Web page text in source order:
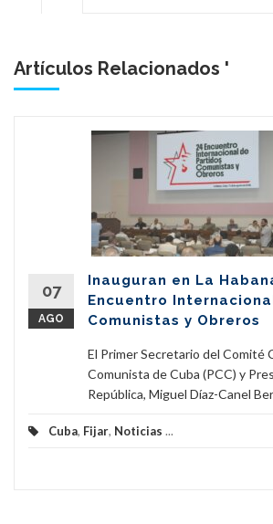
Artículos Relacionados '
07
AGO
Inauguran en La
Encuentro
Comunistas y Obreros
El Primer Secretario del Comité
Comunista de Cuba (PCC) y
República, Miguel Díaz-Canel
Cuba, Fijar, Noticias ...